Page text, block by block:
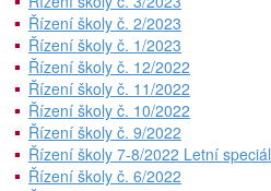
Řízení školy č. 2/2023
Řízení školy č. 1/2023
Řízení školy č. 12/2022
Řízení školy č. 11/2022
Řízení školy č. 10/2022
Řízení školy č. 9/2022
Řízení školy 7-8/2022 Letní speciál
Řízení školy č. 6/2022